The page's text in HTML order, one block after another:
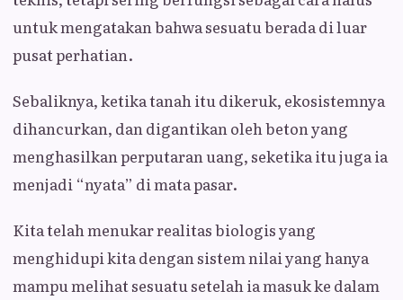
untuk mengatakan bahwa sesuatu berada di luar
pusat perhatian.
Sebaliknya, ketika tanah itu dikeruk, ekosistemnya
dihancurkan, dan digantikan oleh beton yang
menghasilkan perputaran uang, seketika itu juga ia
menjadi “nyata” di mata pasar.
Kita telah menukar realitas biologis yang
menghidupi kita dengan sistem nilai yang hanya
mampu melihat sesuatu setelah ia masuk ke dalam